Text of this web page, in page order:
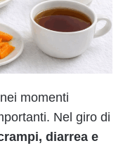
momenti
Nel giro di
diarrea e